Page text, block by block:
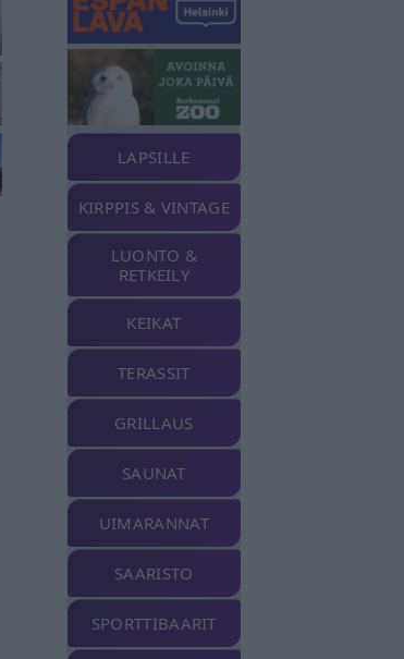
LAPSILLE
KIRPPIS & VINTAGE
LUONTO &
RETKEILY
KEIKAT
TERASSIT
GRILLAUS
SAUNAT
UIMARANNAT
SAARISTO
SPORTTIBAARIT